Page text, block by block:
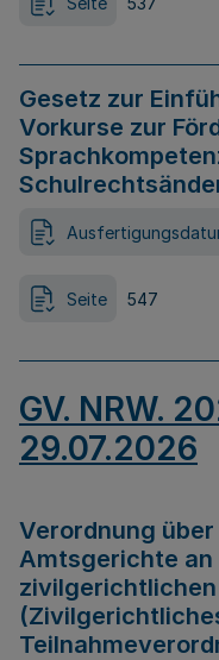
Gesetz zur
Vorkurse zur
Seite 547
GV. NRW.
29.07.2026
Verordnung
Amtsgerichte an